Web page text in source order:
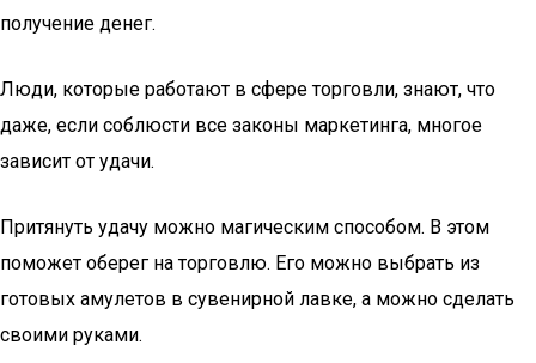
получение денег.
Люди, которые работают в сфере торговли, знают, что
даже, если соблюсти все законы маркетинга, многое
зависит от удачи.
Притянуть удачу можно магическим способом. В этом
поможет оберег на торговлю. Его можно выбрать из
готовых амулетов в сувенирной лавке, а можно сделать
своими руками.